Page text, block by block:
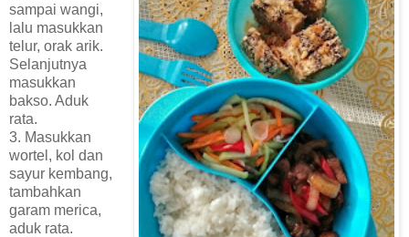
sampai wangi,
lalu masukkan
telur, orak arik.
Selanjutnya
masukkan
bakso. Aduk
rata.
3. Masukkan
wortel, kol dan
sayur kembang,
tambahkan
garam merica,
aduk rata.